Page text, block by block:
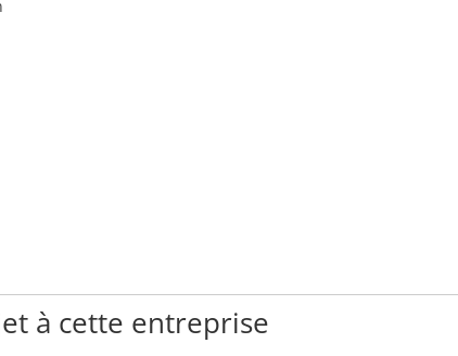
à cette entreprise